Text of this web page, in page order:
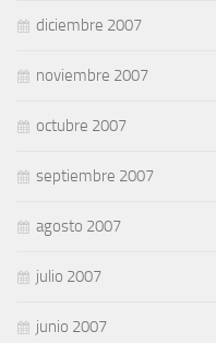
diciembre 2007
noviembre 2007
octubre 2007
septiembre 2007
agosto 2007
julio 2007
junio 2007